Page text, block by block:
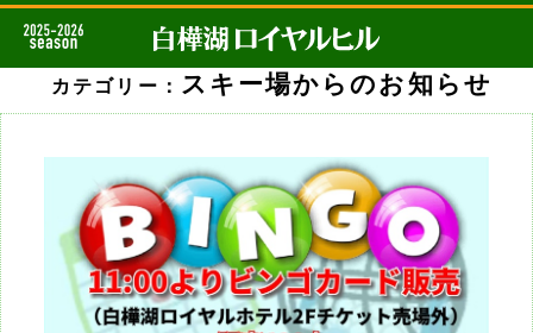
カテゴリー： スキー場からのお知らせ